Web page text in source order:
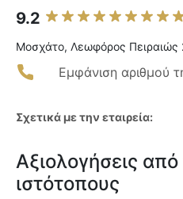
9.2
Μοσχάτο, Λεωφόρος Πειραιώς
Εμφάνιση αριθμού
Σχετικά με την εταιρεία:
Αξιολογήσεις
ιστότοπους